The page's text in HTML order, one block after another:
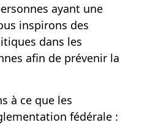
ayant une
inspirons des
dans les
afin de prévenir la
à ce que les
fédérale :